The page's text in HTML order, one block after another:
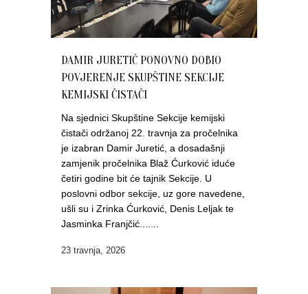
DAMIR JURETIĆ PONOVNO DOBIO
POVJERENJE SKUPŠTINE SEKCIJE
KEMIJSKI ČISTAČI
Na sjednici Skupštine Sekcije kemijski
čistači održanoj 22. travnja za pročelnika
je izabran Damir Juretić, a dosadašnji
zamjenik pročelnika Blaž Ćurković iduće
četiri godine bit će tajnik Sekcije. U
poslovni odbor sekcije, uz gore navedene,
ušli su i Zrinka Ćurković, Denis Leljak te
Jasminka Franjčić.......
23 travnja, 2026